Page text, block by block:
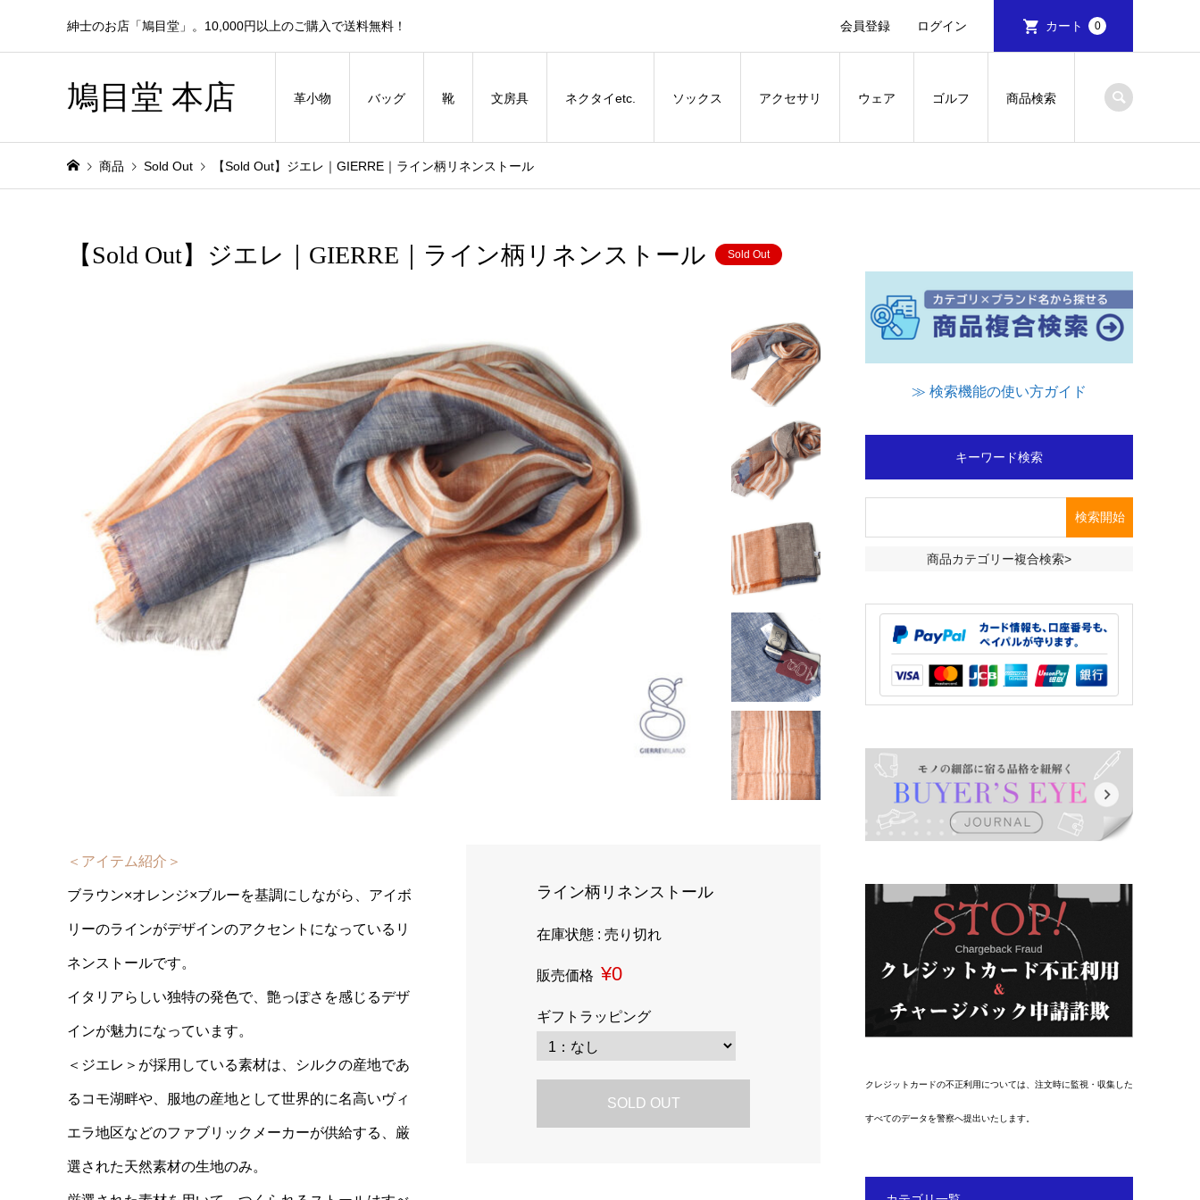
紳士のお店「鳩目堂」。10,000円以上のご購入で送料無料！ 会員登録 ログイン カート 0
鳩目堂 本店 革小物 バッグ 靴 文房具 ネクタイetc. ソックス アクセサリ ウェア ゴルフ 商品検索
商品 Sold Out 【Sold Out】ジエレ｜GIERRE｜ライン柄リネンストール
【Sold Out】ジエレ｜GIERRE｜ライン柄リネンストール Sold Out
＜アイテム紹介＞
ブラウン×オレンジ×ブルーを基調にしながら、アイボ
リーのラインがデザインのアクセントになっているリ
ネンストールです。
イタリアらしい独特の発色で、艶っぽさを感じるデザ
インが魅力になっています。
＜ジエレ＞が採用している素材は、シルクの産地であ
るコモ湖畔や、服地の産地として世界的に名高いヴィ
エラ地区などのファブリックメーカーが供給する、厳
選された天然素材の生地のみ。
ライン柄リネンストール
在庫状態 : 売り切れ
販売価格 ¥0
ギフトラッピング
SOLD OUT
≫ 検索機能の使い方ガイド
キーワード検索
商品カテゴリー複合検索>
クレジットカードの不正利用については、注文時に監視・収集した
すべてのデータを警察へ提出いたします。